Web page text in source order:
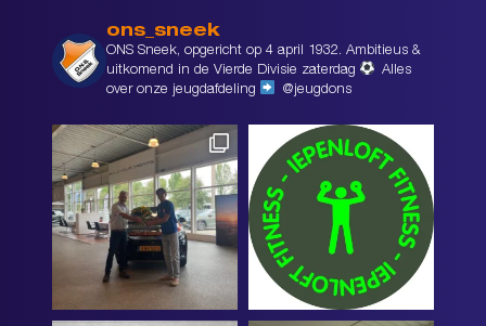
ons_sneek
ONS Sneek, opgericht op 4 april 1932. Ambitieus &
uitkomend in de Vierde Divisie zaterdag
Alles
over onze jeugdafdeling
@jeugdons